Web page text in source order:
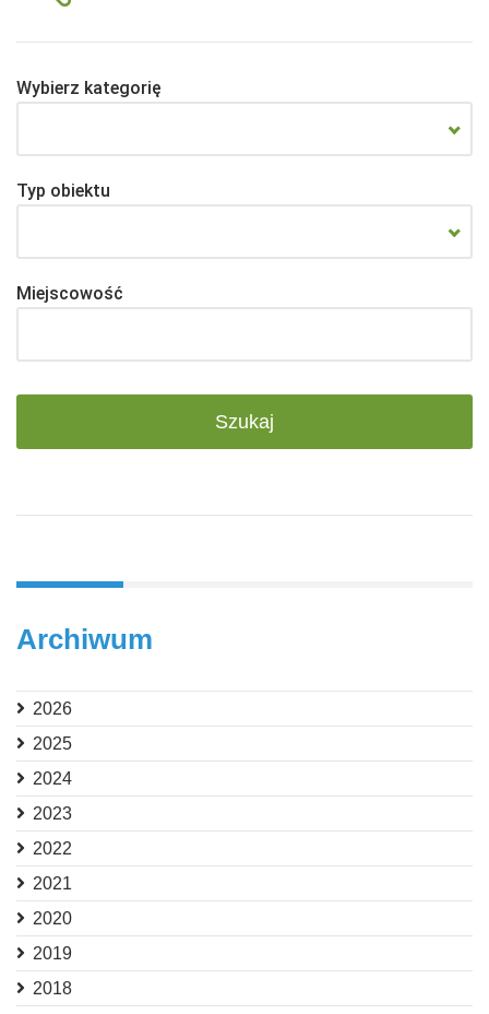
Wybierz kategorię
Typ obiektu
Miejscowość
Archiwum
2026
2025
2024
2023
2022
2021
2020
2019
2018